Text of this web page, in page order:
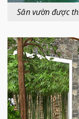
Sân vườn được